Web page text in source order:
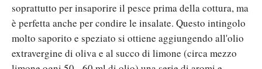
soprattutto per insaporire il pesce prima della cottura, ma
è perfetta anche per condire le insalate. Questo intingolo
molto saporito e speziato si ottiene aggiungendo all'olio
extravergine di oliva e al succo di limone (circa mezzo